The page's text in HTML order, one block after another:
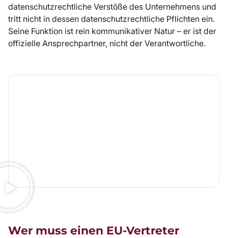
datenschutzrechtliche Verstöße des Unternehmens und
tritt nicht in dessen datenschutzrechtliche Pflichten ein.
Seine Funktion ist rein kommunikativer Natur – er ist der
offizielle Ansprechpartner, nicht der Verantwortliche.
Wer muss einen EU-Vertreter